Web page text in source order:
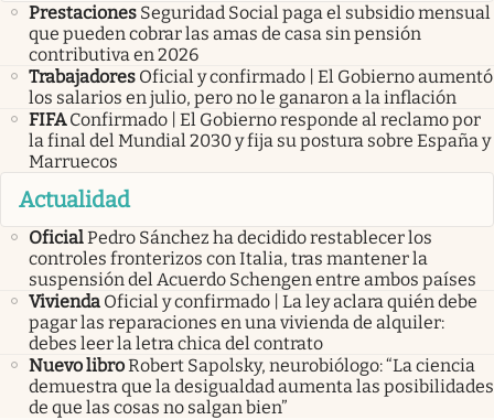
Prestaciones Seguridad Social paga el subsidio mensual
que pueden cobrar las amas de casa sin pensión
contributiva en 2026
Trabajadores Oficial y confirmado | El Gobierno aumentó
los salarios en julio, pero no le ganaron a la inflación
FIFA Confirmado | El Gobierno responde al reclamo por
la final del Mundial 2030 y fija su postura sobre España y
Marruecos
Actualidad
OficialPedro Sánchez ha decidido restablecer los
controles fronterizos con Italia, tras mantener la
suspensión del Acuerdo Schengen entre ambos países
Vivienda Oficial y confirmado | La ley aclara quién debe
pagar las reparaciones en una vivienda de alquiler:
debes leer la letra chica del contrato
Nuevo libroRobert Sapolsky, neurobiólogo: “La ciencia
demuestra que la desigualdad aumenta las posibilidades
de que las cosas no salgan bien”